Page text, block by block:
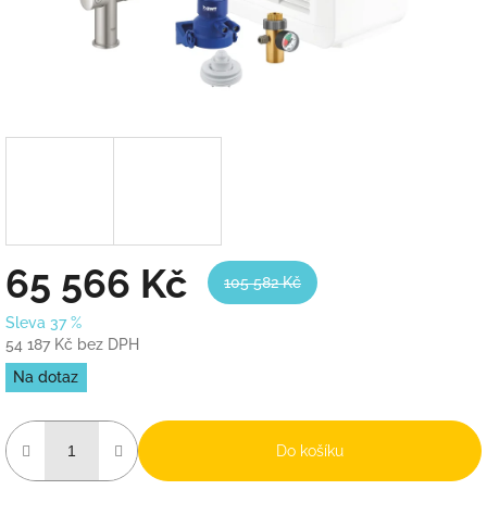
65 566 Kč 105 582 Kč
Sleva 37 %
54 187 Kč bez DPH
Měrná
cena:
Na dotaz
Do košíku